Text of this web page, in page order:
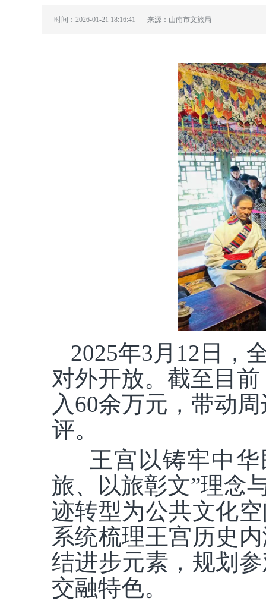
时间：2026-01-21 18:16:41 来源：山南市文旅局
2025年3月12日，
对外开放。截至目
入60余万元，带动
评。
王宫以铸牢中华
旅、以旅彰文”理念
迹转型为公共文化
系统梳理王宫历史
结进步元素，规划
交融特色。